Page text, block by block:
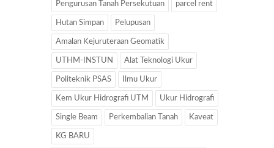
Pengurusan Tanah Persekutuan parcel rent
Hutan Simpan Pelupusan
Amalan Kejuruteraan Geomatik
UTHM-INSTUN Alat Teknologi Ukur
Politeknik PSAS Ilmu Ukur
Kem Ukur Hidrografi UTM Ukur Hidrografi
Single Beam Perkembalian Tanah Kaveat
KG BARU